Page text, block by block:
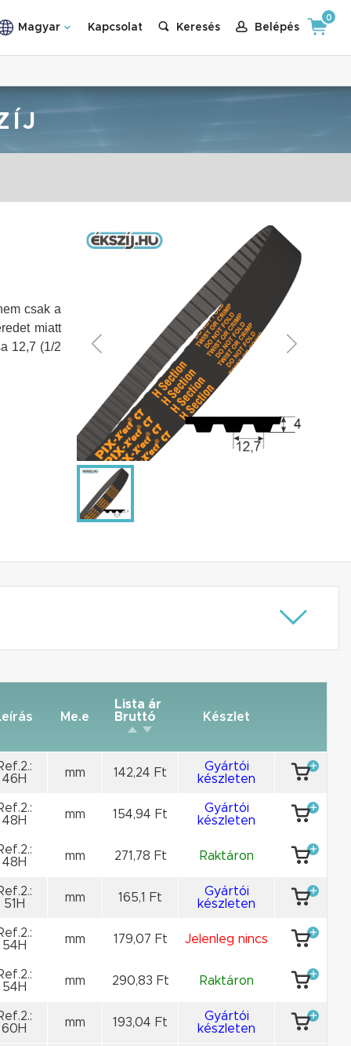
Magyar Kapcsolat Keresés Belépés
0
csak a
miatt
12,7 (1/2
Me.e
Lista ár
Bruttó
Készlet
46H
mm 142,24 Ft
Gyártói
készleten
48H
mm 154,94 Ft
Gyártói
készleten
48H
mm 271,78 Ft Raktáron
51H
mm 165,1 Ft
Gyártói
készleten
54H
mm 179,07 Ft Jelenleg nincs
54H
mm 290,83 Ft Raktáron
60H
mm 193,04 Ft
Gyártói
készleten